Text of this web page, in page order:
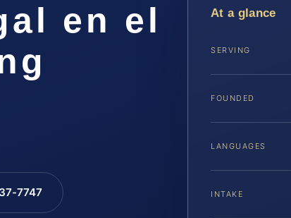
en el
7747
At a glance
SERVING
FOUNDED
LANGUAGES
INTAKE